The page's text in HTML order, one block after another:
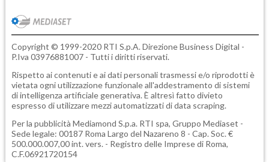
Copyright © 1999-2020 RTI S.p.A. Direzione Business Digital -
P.Iva 03976881007 - Tutti i diritti riservati.
Rispetto ai contenuti e ai dati personali trasmessi e/o riprodotti è
vietata ogni utilizzazione funzionale all'addestramento di sistemi
di intelligenza artificiale generativa. È altresì fatto divieto
espresso di utilizzare mezzi automatizzati di data scraping.
Per la pubblicità Mediamond S.p.a. RTI spa, Gruppo Mediaset -
Sede legale: 00187 Roma Largo del Nazareno 8 - Cap. Soc. €
500.000.007,00 int. vers. - Registro delle Imprese di Roma,
C.F.06921720154